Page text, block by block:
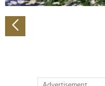
Verwendung unserer
soziale Medien, Werbung
Partner führen diese